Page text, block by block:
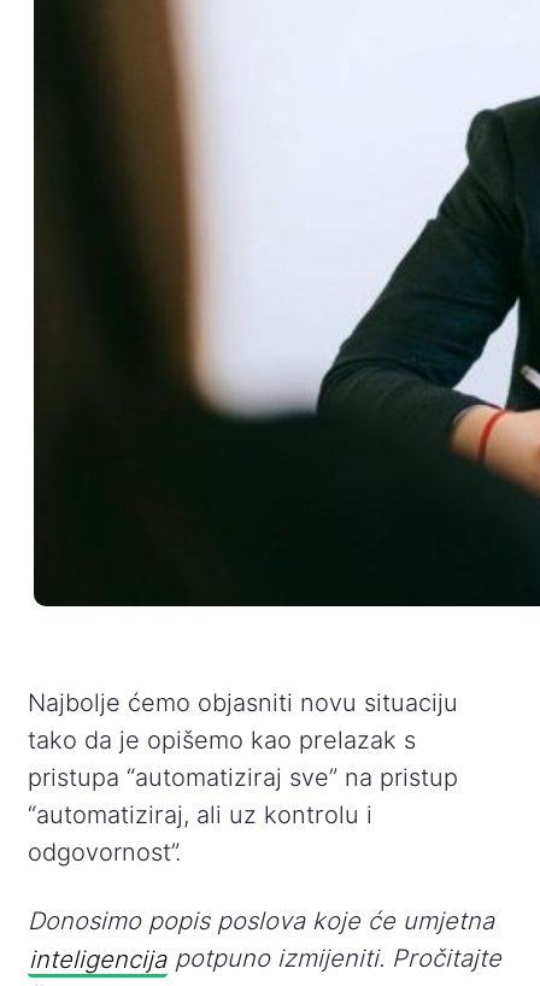
Najbolje ćemo objasniti novu situaciju
tako da je opišemo kao prelazak s
pristupa “automatiziraj sve” na pristup
“automatiziraj, ali uz kontrolu i
odgovornost”.
Donosimo popis poslova koje će umjetna
inteligencijapotpuno izmijeniti. Pročitajte